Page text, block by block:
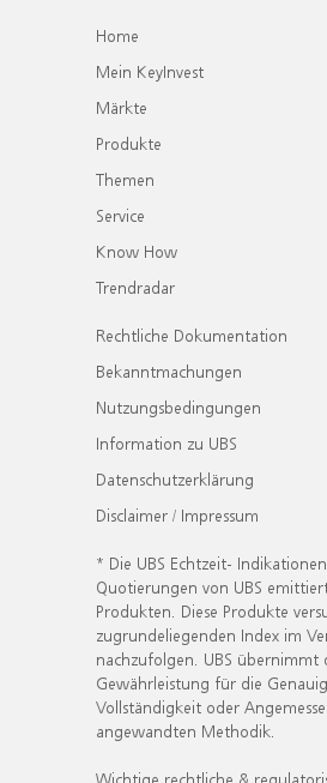
Home
Mein KeyInvest
Märkte
Produkte
Themen
Service
Know How
Trendradar
Rechtliche Dokumentation
Bekanntmachungen
Nutzungsbedingungen
Information zu UBS
Datenschutzerklärung
Disclaimer / Impressum
* Die UBS Echtzeit-
Quotierungen von UBS
Produkten. Diese Produkte
zugrundeliegenden Index im
nachzufolgen. UBS übernimmt
Gewährleistung für die
Vollständigkeit oder
angewandten Methodik.